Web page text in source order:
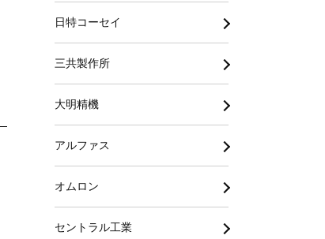
日特コーセイ
三共製作所
大明精機
アルファス
オムロン
セントラル工業